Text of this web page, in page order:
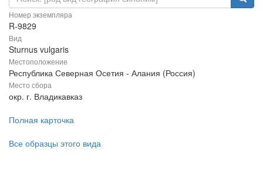
Номер экземпляра
R-9829
Вид
Sturnus vulgaris
Местоположение
Республика Северная Осетия - Алания (Россия)
Место сбора
окр. г. Владикавказ
Полная карточка
Все образцы этого вида